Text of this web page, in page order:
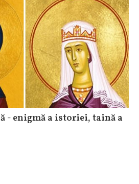
- enigmă a istoriei, taină a